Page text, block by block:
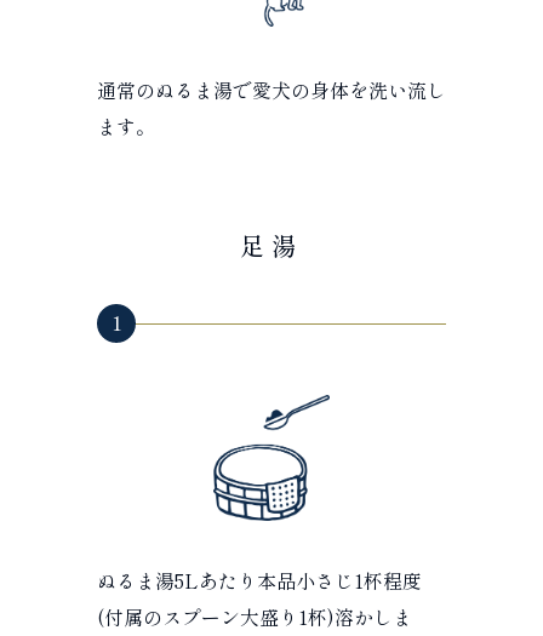
通常のぬるま湯で愛犬の身体を洗い流し
ます。
足湯
1
ぬるま湯5Lあたり本品小さじ1杯程度
(付属のスプーン大盛り1杯)溶かしま